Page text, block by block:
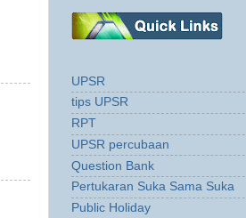
UPSR
tips UPSR
RPT
UPSR percubaan
Question Bank
Pertukaran Suka Sama Suka
Public Holiday